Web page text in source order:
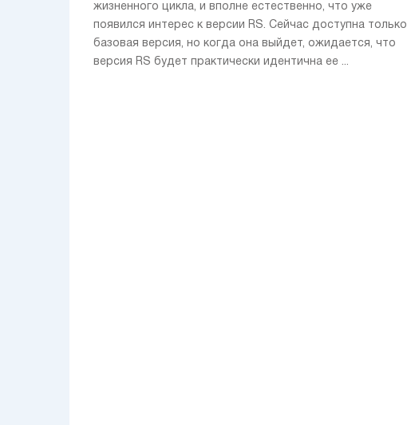
жизненного цикла, и вполне естественно, что уже
появился интерес к версии RS. Сейчас доступна только
базовая версия, но когда она выйдет, ожидается, что
версия RS будет практически идентична ее ...